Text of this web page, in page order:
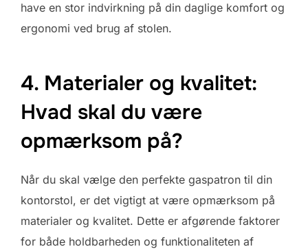
have en stor indvirkning på din daglige komfort og
ergonomi ved brug af stolen.
4. Materialer og kvalitet:
Hvad skal du være
opmærksom på?
Når du skal vælge den perfekte gaspatron til din
kontorstol, er det vigtigt at være opmærksom på
materialer og kvalitet. Dette er afgørende faktorer
for både holdbarheden og funktionaliteten af